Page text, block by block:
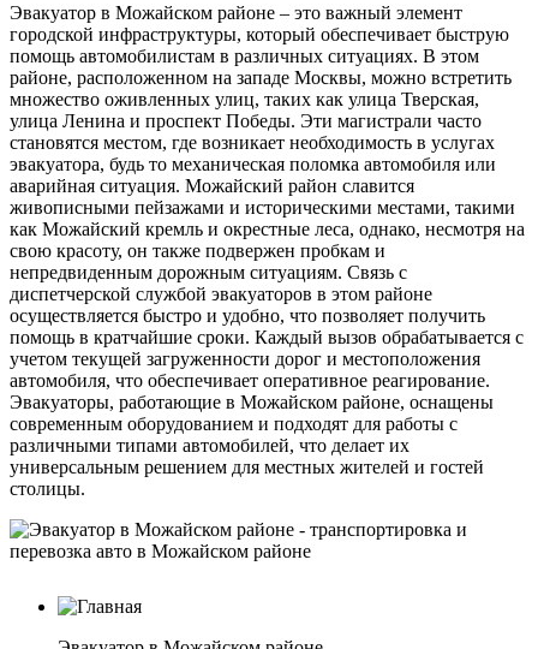
Эвакуатор в Можайском районе – это важный элемент
городской инфраструктуры, который обеспечивает быструю
помощь автомобилистам в различных ситуациях. В этом
районе, расположенном на западе Москвы, можно встретить
множество оживленных улиц, таких как улица Тверская,
улица Ленина и проспект Победы. Эти магистрали часто
становятся местом, где возникает необходимость в услугах
эвакуатора, будь то механическая поломка автомобиля или
аварийная ситуация. Можайский район славится
живописными пейзажами и историческими местами, такими
как Можайский кремль и окрестные леса, однако, несмотря на
свою красоту, он также подвержен пробкам и
непредвиденным дорожным ситуациям. Связь с
диспетчерской службой эвакуаторов в этом районе
осуществляется быстро и удобно, что позволяет получить
помощь в кратчайшие сроки. Каждый вызов обрабатывается с
учетом текущей загруженности дорог и местоположения
автомобиля, что обеспечивает оперативное реагирование.
Эвакуаторы, работающие в Можайском районе, оснащены
современным оборудованием и подходят для работы с
различными типами автомобилей, что делает их
универсальным решением для местных жителей и гостей
столицы.